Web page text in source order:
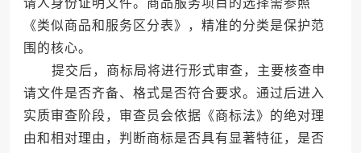
请人身份证明文件。商品服务项目的选择需参照
《类似商品和服务区分表》，精准的分类是保护范
围的核心。
提交后，商标局将进行形式审查，主要核查申
请文件是否齐备、格式是否符合要求。通过后进入
实质审查阶段，审查员会依据《商标法》的绝对理
由和相对理由，判断商标是否具有显著特征，是否